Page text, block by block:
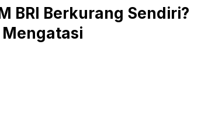
BRI Berkurang Sendiri?
Mengatasi